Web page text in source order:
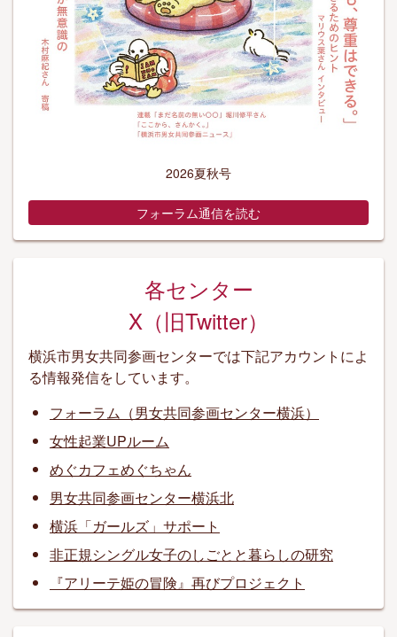
2026夏秋号
フォーラム通信を読む
各センター
X（旧Twitter）
横浜市男女共同参画センターでは下記アカウントによ
る情報発信をしています。
フォーラム（男女共同参画センター横浜）
女性起業UPルーム
めぐカフェめぐちゃん
男女共同参画センター横浜北
横浜「ガールズ」サポート
非正規シングル女子のしごとと暮らしの研究
『アリーテ姫の冒険』再びプロジェクト